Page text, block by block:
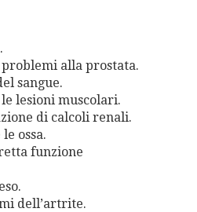
alla prostata.
sangue.
lesioni muscolari.
di calcoli renali.
ossa.
funzione
dell’artrite.